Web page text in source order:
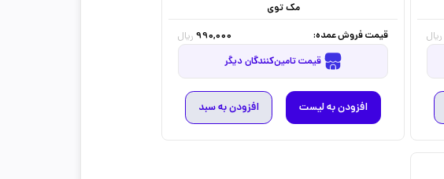
ریال
مک توی
قیمت فروش عمده:
990,000 ریال
قیمت تامین‌کنندگان دیگر
افزودن به لیست افزودن به سبد